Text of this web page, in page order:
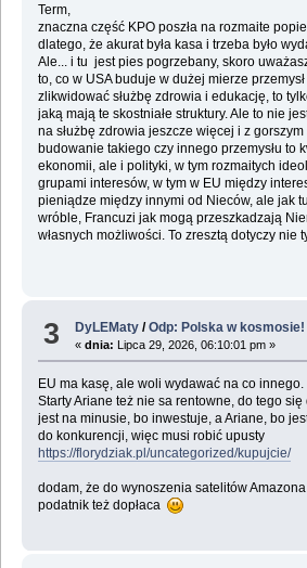
Term,
znaczna część KPO poszła na rozmaite
dlatego, że akurat była kasa i trzeba było
Ale... i tu jest pies pogrzebany, skoro
to, co w USA buduje w dużej mierze
zlikwidować służbę zdrowia i edukację, to
jaką mają te skostniałe struktury. Ale to nie
na służbę zdrowia jeszcze więcej i z
budowanie takiego czy innego przemysłu to
ekonomii, ale i polityki, w tym rozmaitych
grupami interesów, w tym w EU między
pieniądze między innymi od Nieców, ale jak
wróble, Francuzi jak mogą przeszkadzają
własnych możliwości. To zresztą dotyczy nie
3 DyLEMaty /Odp: Polska w kosmosie!
«dnia: Lipca 29, 2026, 06:10:01 pm »
EU ma kasę, ale woli wydawać na co innego.
Starty Ariane też nie sa rentowne, do tego się
jest na minusie, bo inwestuje, a Ariane, bo
do konkurencji, więc musi robić upusty
https://florydziak.pl/uncategorized/kupujcie/
dodam, że do wynoszenia satelitów
podatnik też dopłaca